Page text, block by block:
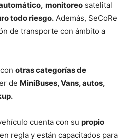
monitoreo satelital
todo riesgo. Además, SeCoRe
de transporte con ámbito a
otras categorías de
de MiniBuses, Vans, autos,
cuenta con su propio
regla y están capacitados para